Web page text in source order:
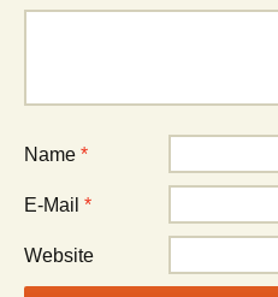
Name *
E-Mail *
Website